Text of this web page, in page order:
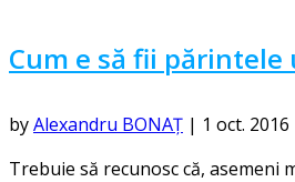
Cum e să fii
byAlexandru BONAȚ | 1 oct. 2016
Trebuie să recunosc că, asemeni